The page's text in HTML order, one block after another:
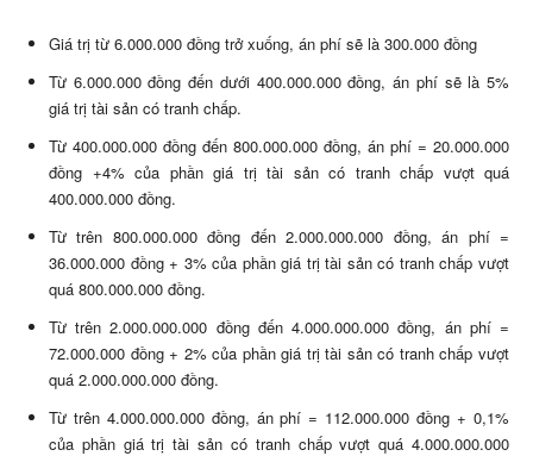
Giá trị từ 6.000.000 đồng trở xuống, án phí sẽ là 300.000 đồng
Từ 6.000.000 đồng đến dưới 400.000.000 đồng, án phí sẽ là 5%
giá trị tài sản có tranh chấp.
Từ 400.000.000 đồng đến 800.000.000 đồng, án phí = 20.000.000
đồng +4% của phần giá trị tài sản có tranh chấp vượt quá
400.000.000 đồng.
Từ trên 800.000.000 đồng đến 2.000.000.000 đồng, án phí =
36.000.000 đồng + 3% của phần giá trị tài sản có tranh chấp vượt
quá 800.000.000 đồng.
Từ trên 2.000.000.000 đồng đến 4.000.000.000 đồng, án phí =
72.000.000 đồng + 2% của phần giá trị tài sản có tranh chấp vượt
quá 2.000.000.000 đồng.
Từ trên 4.000.000.000 đồng, án phí = 112.000.000 đồng + 0,1%
của phần giá trị tài sản có tranh chấp vượt quá 4.000.000.000